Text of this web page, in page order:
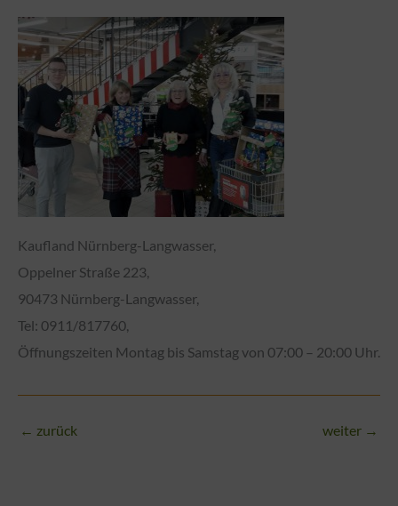
Kaufland Nürnberg-Langwasser,
Oppelner Straße 223,
90473 Nürnberg-Langwasser,
Tel: 0911/817760,
Öffnungszeiten Montag bis Samstag von 07:00 – 20:00 Uhr.
← zurück weiter →